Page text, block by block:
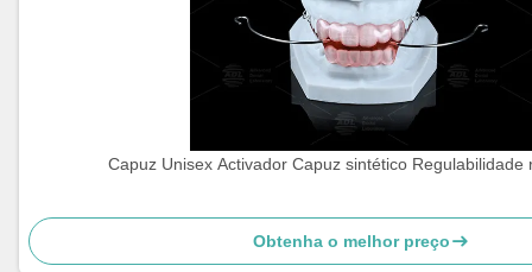
Capuz Unisex Activador Capuz sintético Regulabilidade
Obtenha o melhor preço